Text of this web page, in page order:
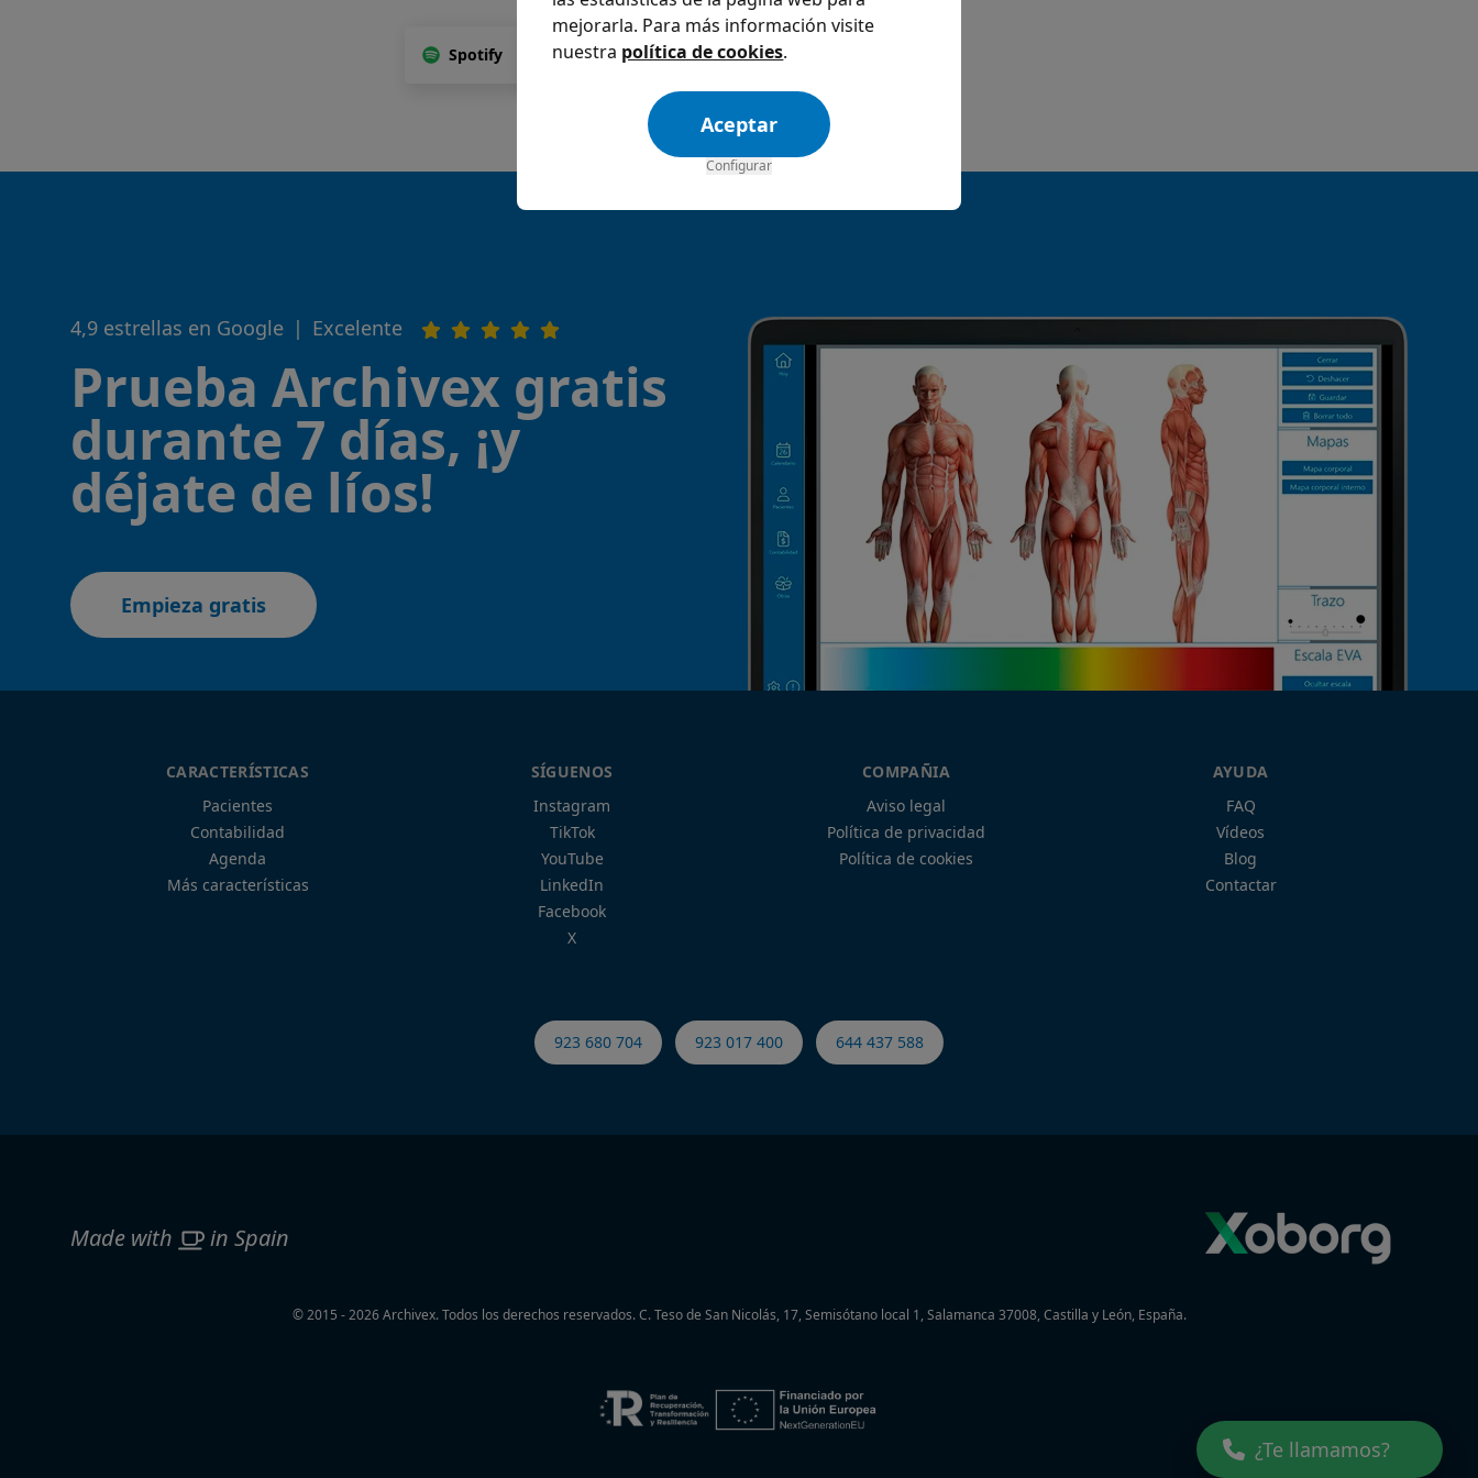
Spotify Ivoox Apple Podcast
4,9 estrellas en Google | Excelente
Prueba Archivex gratis
durante 7 días, ¡y
déjate de líos!
Empieza gratis
CARACTERÍSTICAS
Pacientes
Contabilidad
Agenda
Más características
SÍGUENOS
Instagram
TikTok
YouTube
LinkedIn
Facebook
X
COMPAÑIA
Aviso legal
Política de privacidad
Política de cookies
AYUDA
FAQ
Vídeos
Blog
Contactar
923 680 704 923 017 400 644 437 588
Made with in Spain
© 2015 - 2026 Archivex. Todos los derechos reservados.C. Teso de San Nicolás, 17, Semisótano local 1, Salamanca 37008, Castilla y León, España.
¿Te llamamos?
mejorarla. Para más información visite
nuestra política de cookies.
Aceptar
Configurar